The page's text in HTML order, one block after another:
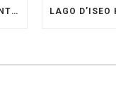
L’ADIGE RUN – EVENTO A TRENTO GESTITO DAI PACERS GLI ORIGINALI